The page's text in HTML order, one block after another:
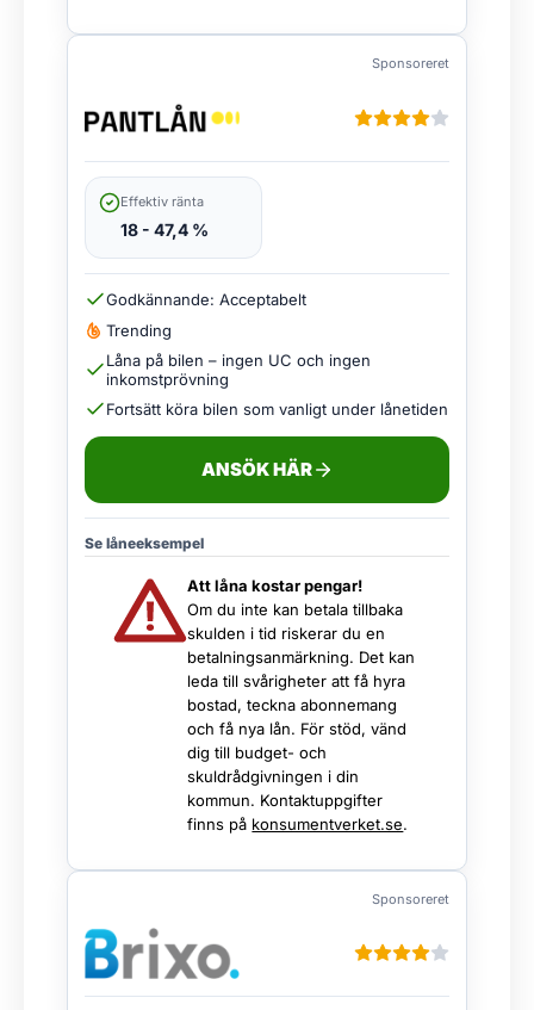
Sponsoreret
Effektiv ränta
18 - 47,4 %
Godkännande: Acceptabelt
Trending
Låna på bilen – ingen UC och ingen
inkomstprövning
Fortsätt köra bilen som vanligt under lånetiden
ANSÖK HÄR
Se låneeksempel
Att låna kostar pengar!
Om du inte kan betala tillbaka
skulden i tid riskerar du en
betalningsanmärkning. Det kan
leda till svårigheter att få hyra
bostad, teckna abonnemang
och få nya lån. För stöd, vänd
dig till budget- och
skuldrådgivningen i din
kommun. Kontaktuppgifter
finns på konsumentverket.se.
Sponsoreret